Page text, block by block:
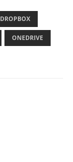
DROPBOX
ONEDRIVE